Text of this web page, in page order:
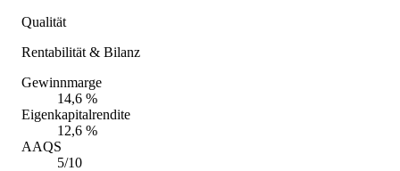
Qualität
Rentabilität & Bilanz
Gewinnmarge
14,6 %
Eigenkapitalrendite
12,6 %
AAQS
5/10